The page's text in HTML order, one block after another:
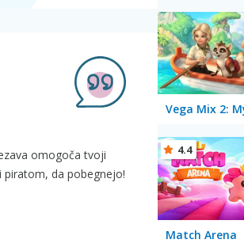
omogoča tvoji
piratom, da pobegnejo!
Match Arena
4.4